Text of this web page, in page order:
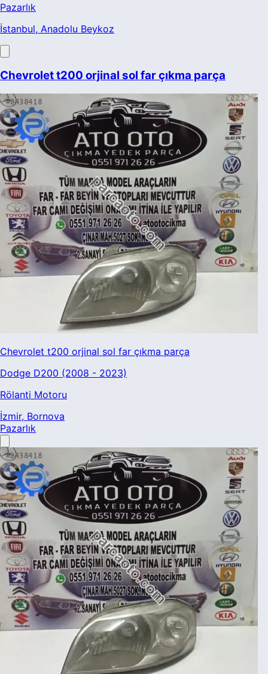
Pazarlık
İstanbul, Anadolu Beykoz
Chevrolet t200 orjinal sol far çıkma parça
Chevrolet t200 orjinal sol far çıkma parça
Dodge D200 (2008 - 2023)
Rölanti Motoru
İzmir, Bornova
Pazarlık